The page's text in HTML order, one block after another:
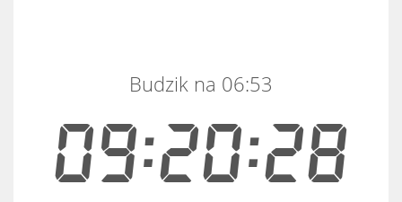
09:20:28
Budzik na 06:53